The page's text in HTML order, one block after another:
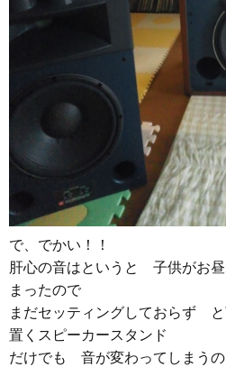
で、でかい！！
肝心の音はというと 子供がお昼
まったので
まだセッティングしておらず
置くスピーカースタンド
だけでも 音が変わってしま